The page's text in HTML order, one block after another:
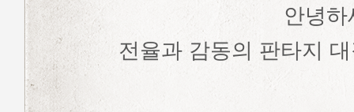
안녕하
전율과 감동의 판타지